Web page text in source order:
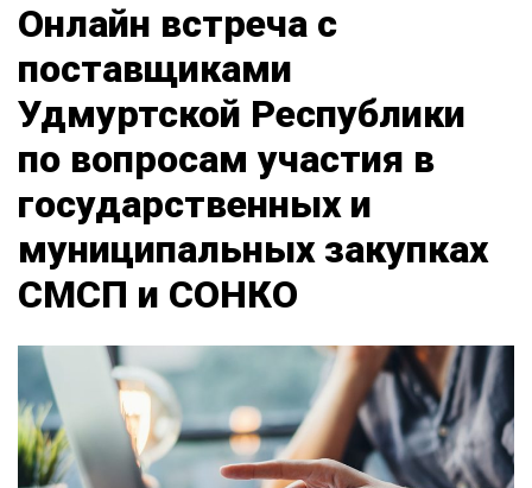
Онлайн встреча с
поставщиками
Удмуртской Республики
по вопросам участия в
государственных и
муниципальных закупках
СМСП и СОНКО